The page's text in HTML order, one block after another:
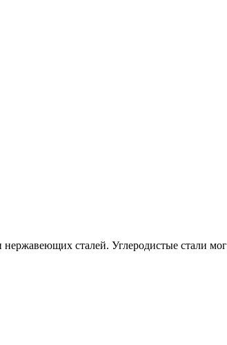
сталей. Углеродистые стали